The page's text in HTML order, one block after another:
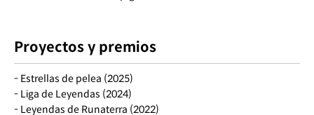
Proyectos y premios
- Estrellas de pelea (2025)
- Liga de Leyendas (2024)
- Leyendas de Runaterra (2022)